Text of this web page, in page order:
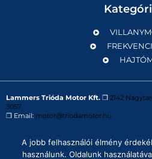
Lammers Trióda Motor Kft. ❒ 2142
3057
❒ Email: motor@triodamotor.hu
Powered byDigit-Now Kft.
A jobb felhasználói élmény
használunk. Oldalunk